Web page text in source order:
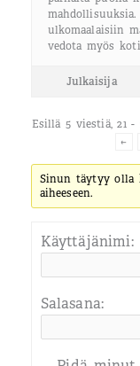
ulkomaalaisiin
vedota myös
Julkaisija
Esillä 5 viestiä, 21 -
←
Sinun täytyy olla
aiheeseen.
Käyttäjänimi:
Salasana: